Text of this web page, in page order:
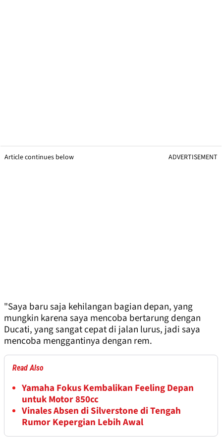
Article continues below ADVERTISEMENT
"Saya baru saja kehilangan bagian depan, yang
mungkin karena saya mencoba bertarung dengan
Ducati, yang sangat cepat di jalan lurus, jadi saya
mencoba menggantinya dengan rem.
Read Also
Yamaha Fokus Kembalikan Feeling Depan
untuk Motor 850cc
Vinales Absen di Silverstone di Tengah
Rumor Kepergian Lebih Awal